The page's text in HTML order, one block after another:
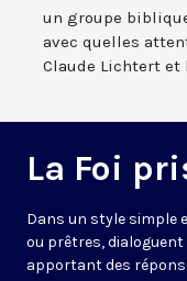
un groupe
avec quelles
Claude Lichtert et
La Foi
Dans un style simple
ou prêtres, dialoguent
apportant des